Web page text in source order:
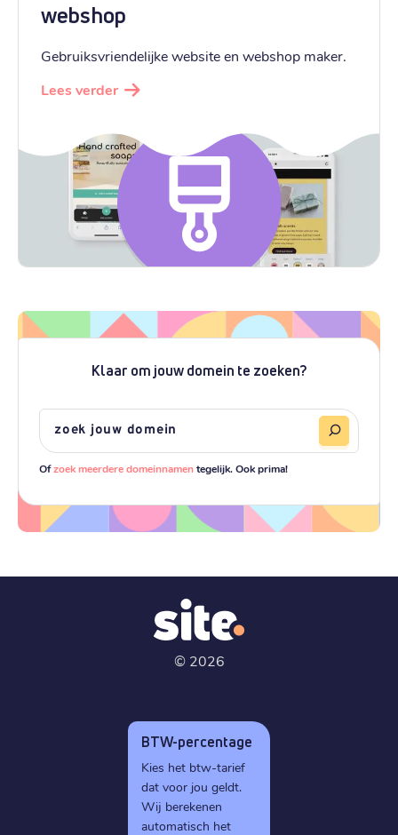
webshop
Gebruiksvriendelijke website en webshop maker.
Lees verder
Klaar om jouw domein te zoeken?
Ofzoek meerdere domeinnamentegelijk. Ook prima!
© 2026
BTW-percentage
Kies het btw-tarief
dat voor jou geldt.
Wij berekenen
automatisch het